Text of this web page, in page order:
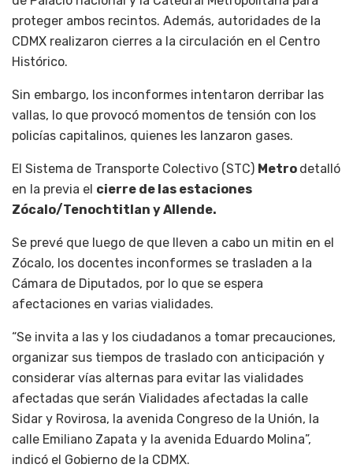
proteger ambos recintos. Además, autoridades de la
CDMX realizaron cierres a la circulación en el Centro
Histórico.
Sin embargo, los inconformes intentaron derribar las
vallas, lo que provocó momentos de tensión con los
policías capitalinos, quienes les lanzaron gases.
El Sistema de Transporte Colectivo (STC) Metro detalló
en la previa el cierre de las estaciones
Zócalo/Tenochtitlan y Allende.
Se prevé que luego de que lleven a cabo un mitin en el
Zócalo, los docentes inconformes se trasladen a la
Cámara de Diputados, por lo que se espera
afectaciones en varias vialidades.
“Se invita a las y los ciudadanos a tomar precauciones,
organizar sus tiempos de traslado con anticipación y
considerar vías alternas para evitar las vialidades
afectadas que serán Vialidades afectadas la calle
Sidar y Rovirosa, la avenida Congreso de la Unión, la
calle Emiliano Zapata y la avenida Eduardo Molina”,
indicó el Gobierno de la CDMX.